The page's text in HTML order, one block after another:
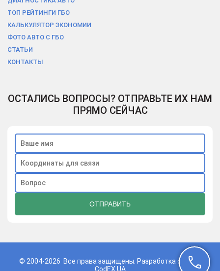
ТОП РЕЙТИНГИ ГБО
КАЛЬКУЛЯТОР ЭКОНОМИИ
ФОТО АВТО С ГБО
СТАТЬИ
КОНТАКТЫ
ОСТАЛИСЬ ВОПРОСЫ? ОТПРАВЬТЕ ИХ НАМ
ПРЯМО СЕЙЧАС
© 2004-2026 Все права защищены. Разработка сайта -
CodEX.UA